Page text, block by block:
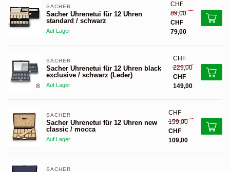
SACHER
Sacher Uhrenetui für 12 Uhren
standard / schwarz
Auf Lager
CHF
89,00
CHF
79,00
SACHER
Sacher Uhrenetui für 12 Uhren black
exclusive / schwarz (Leder)
Auf Lager
CHF
229,00
CHF
149,00
SACHER
Sacher Uhrenetui für 12 Uhren new
classic / mocca
Auf Lager
CHF
159,00
CHF
109,00
SACHER